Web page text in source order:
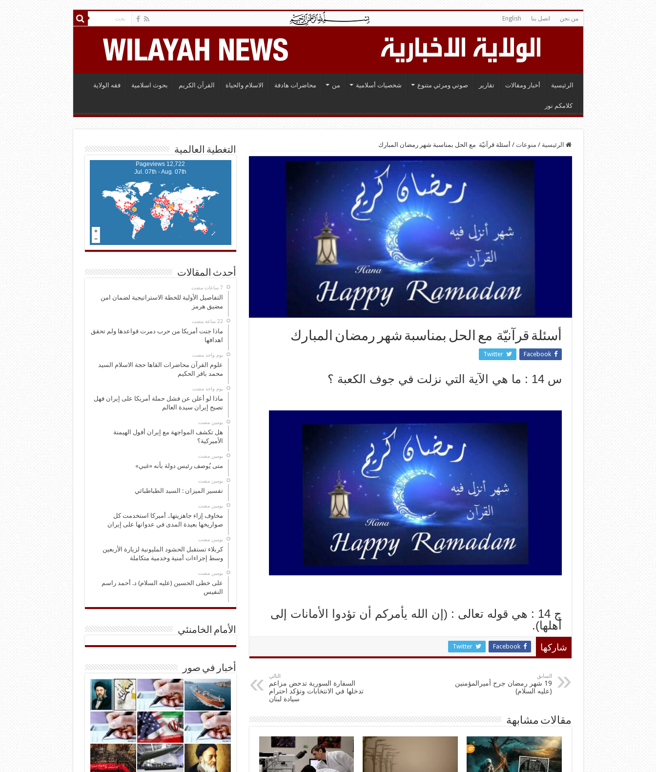
من نحن اتصل بنا English
الرئيسية أخبار ومقالات تقارير صوتي ومرئي متنوع شخصيات أسلامية من محاضرات هادفة الاسلام والحياة القرآن الكريم بحوث اسلامية فقه الولاية
كلامكم نور
الرئيسية / منوعات / أسئلة قرآنيّة مع الحل بمناسبة شهر رمضان المبارك
أسئلة قرآنيّة مع الحل بمناسبة شهر رمضان المبارك
Facebook
Twitter
ﺱ 14 : ﻣﺎ ﻫﻲ ﺍﻵﻳﺔ ﺍﻟﺘﻲ ﻧﺰﻟﺖ ﻓﻲ ﺟﻮﻑ ﺍﻟﻜﻌﺒﺔ ؟
ﺝ 14 : ﻫﻲ ﻗﻮﻟﻪ ﺗﻌﺎﻟﻰ : (ﺇﻥ ﺍﻟﻠﻪ ﻳﺄﻣﺮﻛﻢ ﺃﻥ ﺗﺆﺩﻭﺍ ﺍﻷﻣﺎﻧﺎﺕ ﺇﻟﻰ
ﺃﻫﻠﻬﺎ).
شاركها Facebook
Twitter
السابق
19 شهر رمضان جرح أميرالمؤمنين
(عليه السلام)
التالي
السفارة السورية تدحض مزاعم
تدخلها في الانتخابات وتؤكد احترام
سيادة لبنان
مقالات مشابهة
التغطية العالمية
12,722 Pageviews
Jul. 07th - Aug. 07th
أحدث المقالات
التفاصيل الأولية للخطة الاستراتيجية لضمان امن
مضيق هرمز
ماذا جنت أمريكا من حرب دمرت قواعدها ولم تحقق
اهدافها
‏يوم واحد مضت
علوم القرآن محاضرات القاها حجة الاسلام السيد
محمد باقر الحكيم
‏يوم واحد مضت
ماذا لو أعلن عن فشل حملة أمريكا على إيران فهل
تصبح إيران سيدة العالم
‏يومين مضت
هل تكشف المواجهة مع إيران أفول الهيمنة
الأميركية؟
‏يومين مضت
متى يُوصف رئيس دولة بأنه «غبي»
‏يومين مضت
تفسير الميزان : السيد الطباطبائي
‏يومين مضت
مخاوف إزاء جاهزيتها.. أميركا استخدمت كل
صواريخها بعيدة المدى في عدوانها على إيران
‏يومين مضت
كربلاء تستقبل الحشود المليونية لزيارة الأربعين
وسط إجراءات أمنية وخدمية متكاملة
‏يومين مضت
على خطى الحسين (عليه السلام) د. أحمد راسم
النفيس
الأمام الخامنئي
أخبار في صور